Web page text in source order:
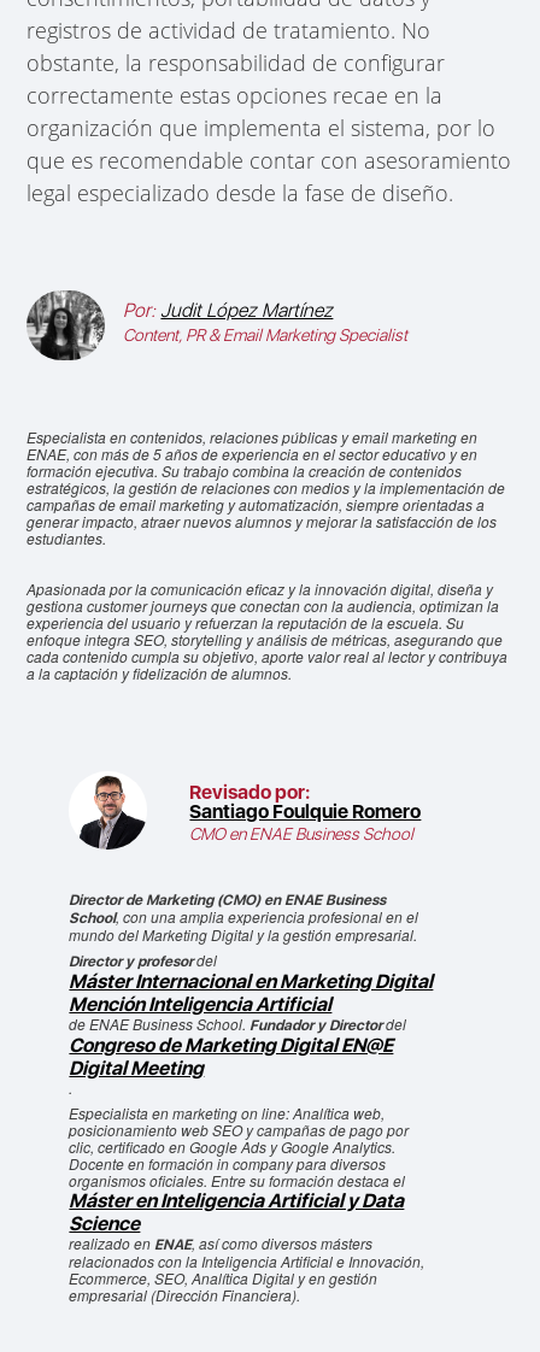
registros de actividad de tratamiento. No
obstante, la responsabilidad de configurar
correctamente estas opciones recae en la
organización que implementa el sistema, por lo
que es recomendable contar con asesoramiento
legal especializado desde la fase de diseño.
Por: Judit López Martínez
Content, PR & Email Marketing Specialist
Especialista en contenidos, relaciones públicas y email marketing en
ENAE, con más de 5 años de experiencia en el sector educativo y en
formación ejecutiva. Su trabajo combina la creación de contenidos
estratégicos, la gestión de relaciones con medios y la implementación de
campañas de email marketing y automatización, siempre orientadas a
generar impacto, atraer nuevos alumnos y mejorar la satisfacción de los
estudiantes.
Apasionada por la comunicación eficaz y la innovación digital, diseña y
gestiona customer journeys que conectan con la audiencia, optimizan la
experiencia del usuario y refuerzan la reputación de la escuela. Su
enfoque integra SEO, storytelling y análisis de métricas, asegurando que
cada contenido cumpla su objetivo, aporte valor real al lector y contribuya
a la captación y fidelización de alumnos.
Revisado por:
Santiago Foulquie Romero
CMO en ENAE Business School
Director de Marketing (CMO) en ENAE Business
School, con una amplia experiencia profesional en el
mundo del Marketing Digital y la gestión empresarial.
Director y profesordel
Máster Internacional en Marketing Digital
Mención Inteligencia Artificial
de ENAE Business School. Fundador y Directordel
Congreso de Marketing Digital EN@E
Digital Meeting
.
Especialista en marketing on line: Analítica web,
posicionamiento web SEO y campañas de pago por
clic, certificado en Google Ads y Google Analytics.
Docente en formación in company para diversos
organismos oficiales. Entre su formación destaca el
Máster en Inteligencia Artificial y Data
Science
realizado en ENAE, así como diversos másters
relacionados con la Inteligencia Artificial e Innovación,
Ecommerce, SEO, Analítica Digital y en gestión
empresarial (Dirección Financiera).